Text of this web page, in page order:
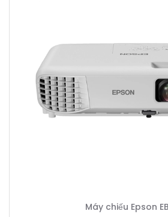
Máy chiếu Epson